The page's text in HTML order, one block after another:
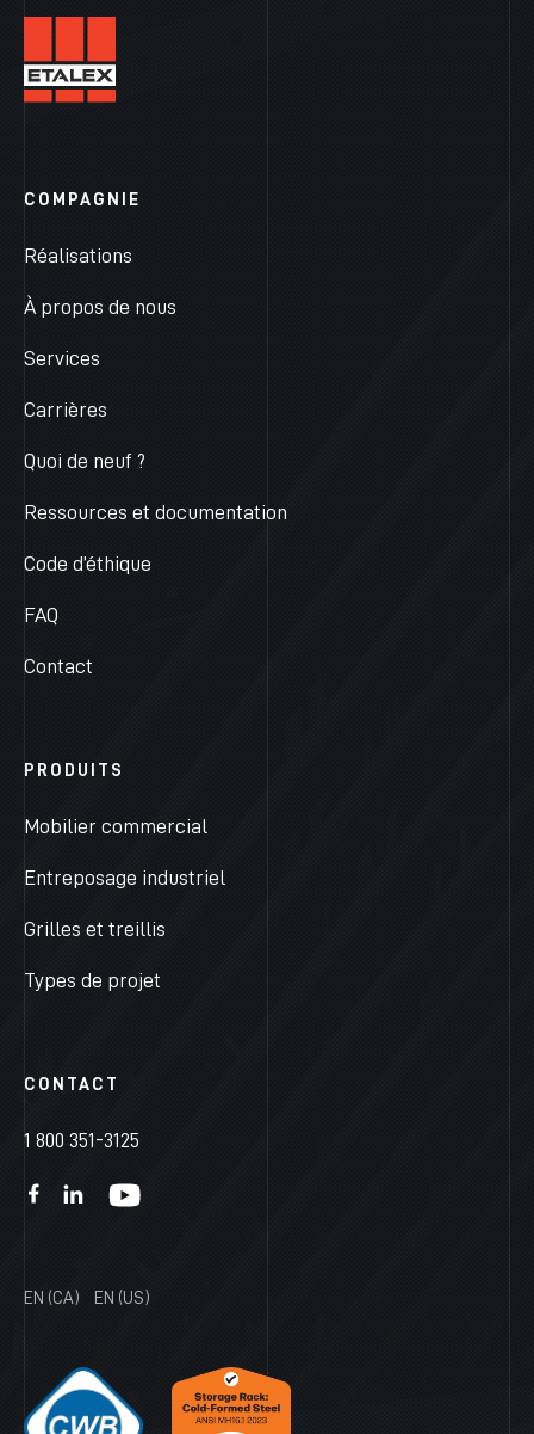
COMPAGNIE
Réalisations
À propos de nous
Services
Carrières
Quoi de neuf ?
Ressources et documentation
Code d’éthique
FAQ
Contact
PRODUITS
Mobilier commercial
Entreposage industriel
Grilles et treillis
Types de projet
CONTACT
1 800 351-3125
EN (CA) EN (US)